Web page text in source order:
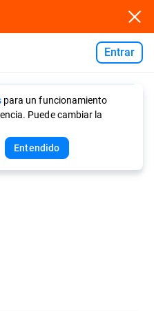
Entrar
para un funcionamiento
Puede cambiar la
Entendido